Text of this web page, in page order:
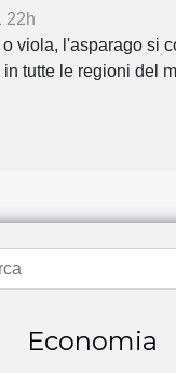
22h
viola, l'asparago si
tutte le regioni del
Economia